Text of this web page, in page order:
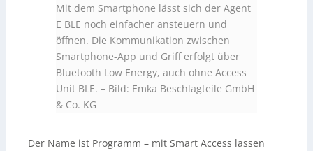
Mit dem Smartphone lässt sich der Agent
E BLE noch einfacher ansteuern und
öffnen. Die Kommunikation zwischen
Smartphone-App und Griff erfolgt über
Bluetooth Low Energy, auch ohne Access
Unit BLE. – Bild: Emka Beschlagteile GmbH
& Co. KG
Der Name ist Programm – mit Smart Access lassen